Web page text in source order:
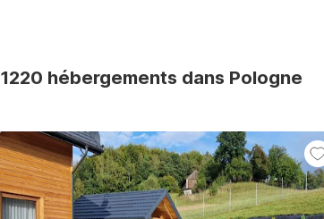
1220 hébergements dans Pologne